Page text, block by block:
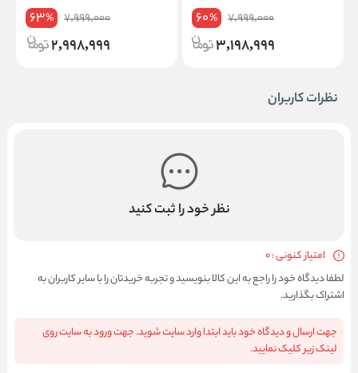
7,999,000
60%
3,198,999
7,999,000
63%
2,998,999
نظرات کاربران
نظر خود را ثبت کنید
امتیاز کنونی : 0
لطفا دیدگاه خود را راجع به این کالا بنویسید و تجربه خریدتان را با سایر کاربران به
اشتراک بگذارید.
جهت ارسال و دیدگاه خود باید ابتدا وارد سایت شوید. جهت ورود به سایت روی
لینک زیر کلیک نمایید.